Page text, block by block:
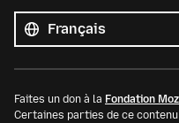
les
langues
Langue
Faites un don à la Fondation
Certaines parties de ce